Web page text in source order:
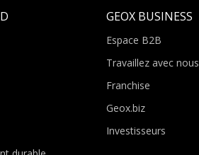
GEOX BUSINESS
Espace B2B
Travaillez avec nous
Franchise
Geox.biz
Investisseurs